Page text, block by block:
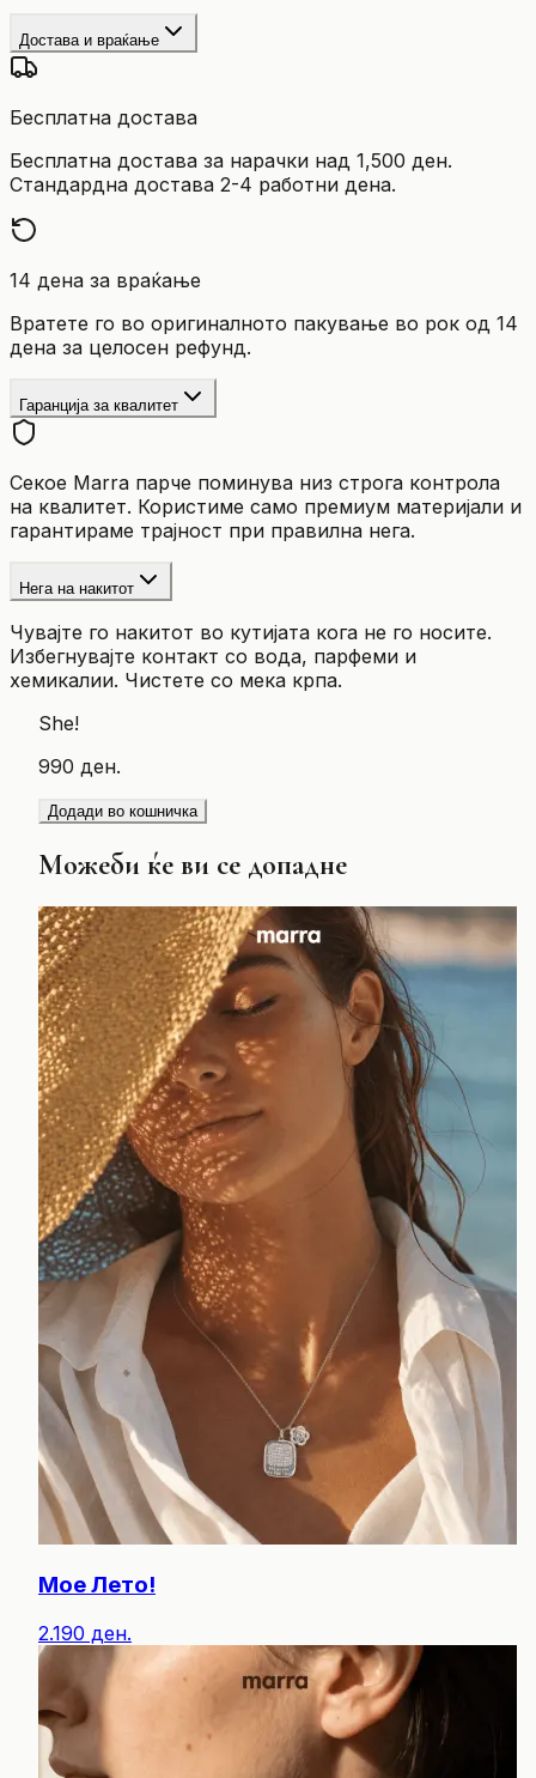
Достава и враќање
Бесплатна достава
Бесплатна достава за нарачки над 1,500 ден.
Стандардна достава 2-4 работни дена.
14 дена за враќање
Вратете го во оригиналното пакување во рок од 14
дена за целосен рефунд.
Гаранција за квалитет
Секое Marra парче поминува низ строга контрола
на квалитет. Користиме само премиум материјали и
гарантираме трајност при правилна нега.
Нега на накитот
Чувајте го накитот во кутијата кога не го носите.
Избегнувајте контакт со вода, парфеми и
хемикалии. Чистете со мека крпа.
She!
990 ден.
Додади во кошничка
Можеби ќе ви се допадне
Мое Лето!
2.190 ден.